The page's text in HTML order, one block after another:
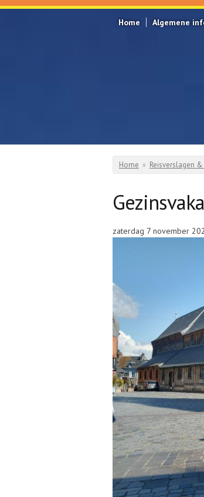
Overslaan en naar de inhoud gaan
Home
Algemene
Home » Reisverslagen
zaterdag 7 november